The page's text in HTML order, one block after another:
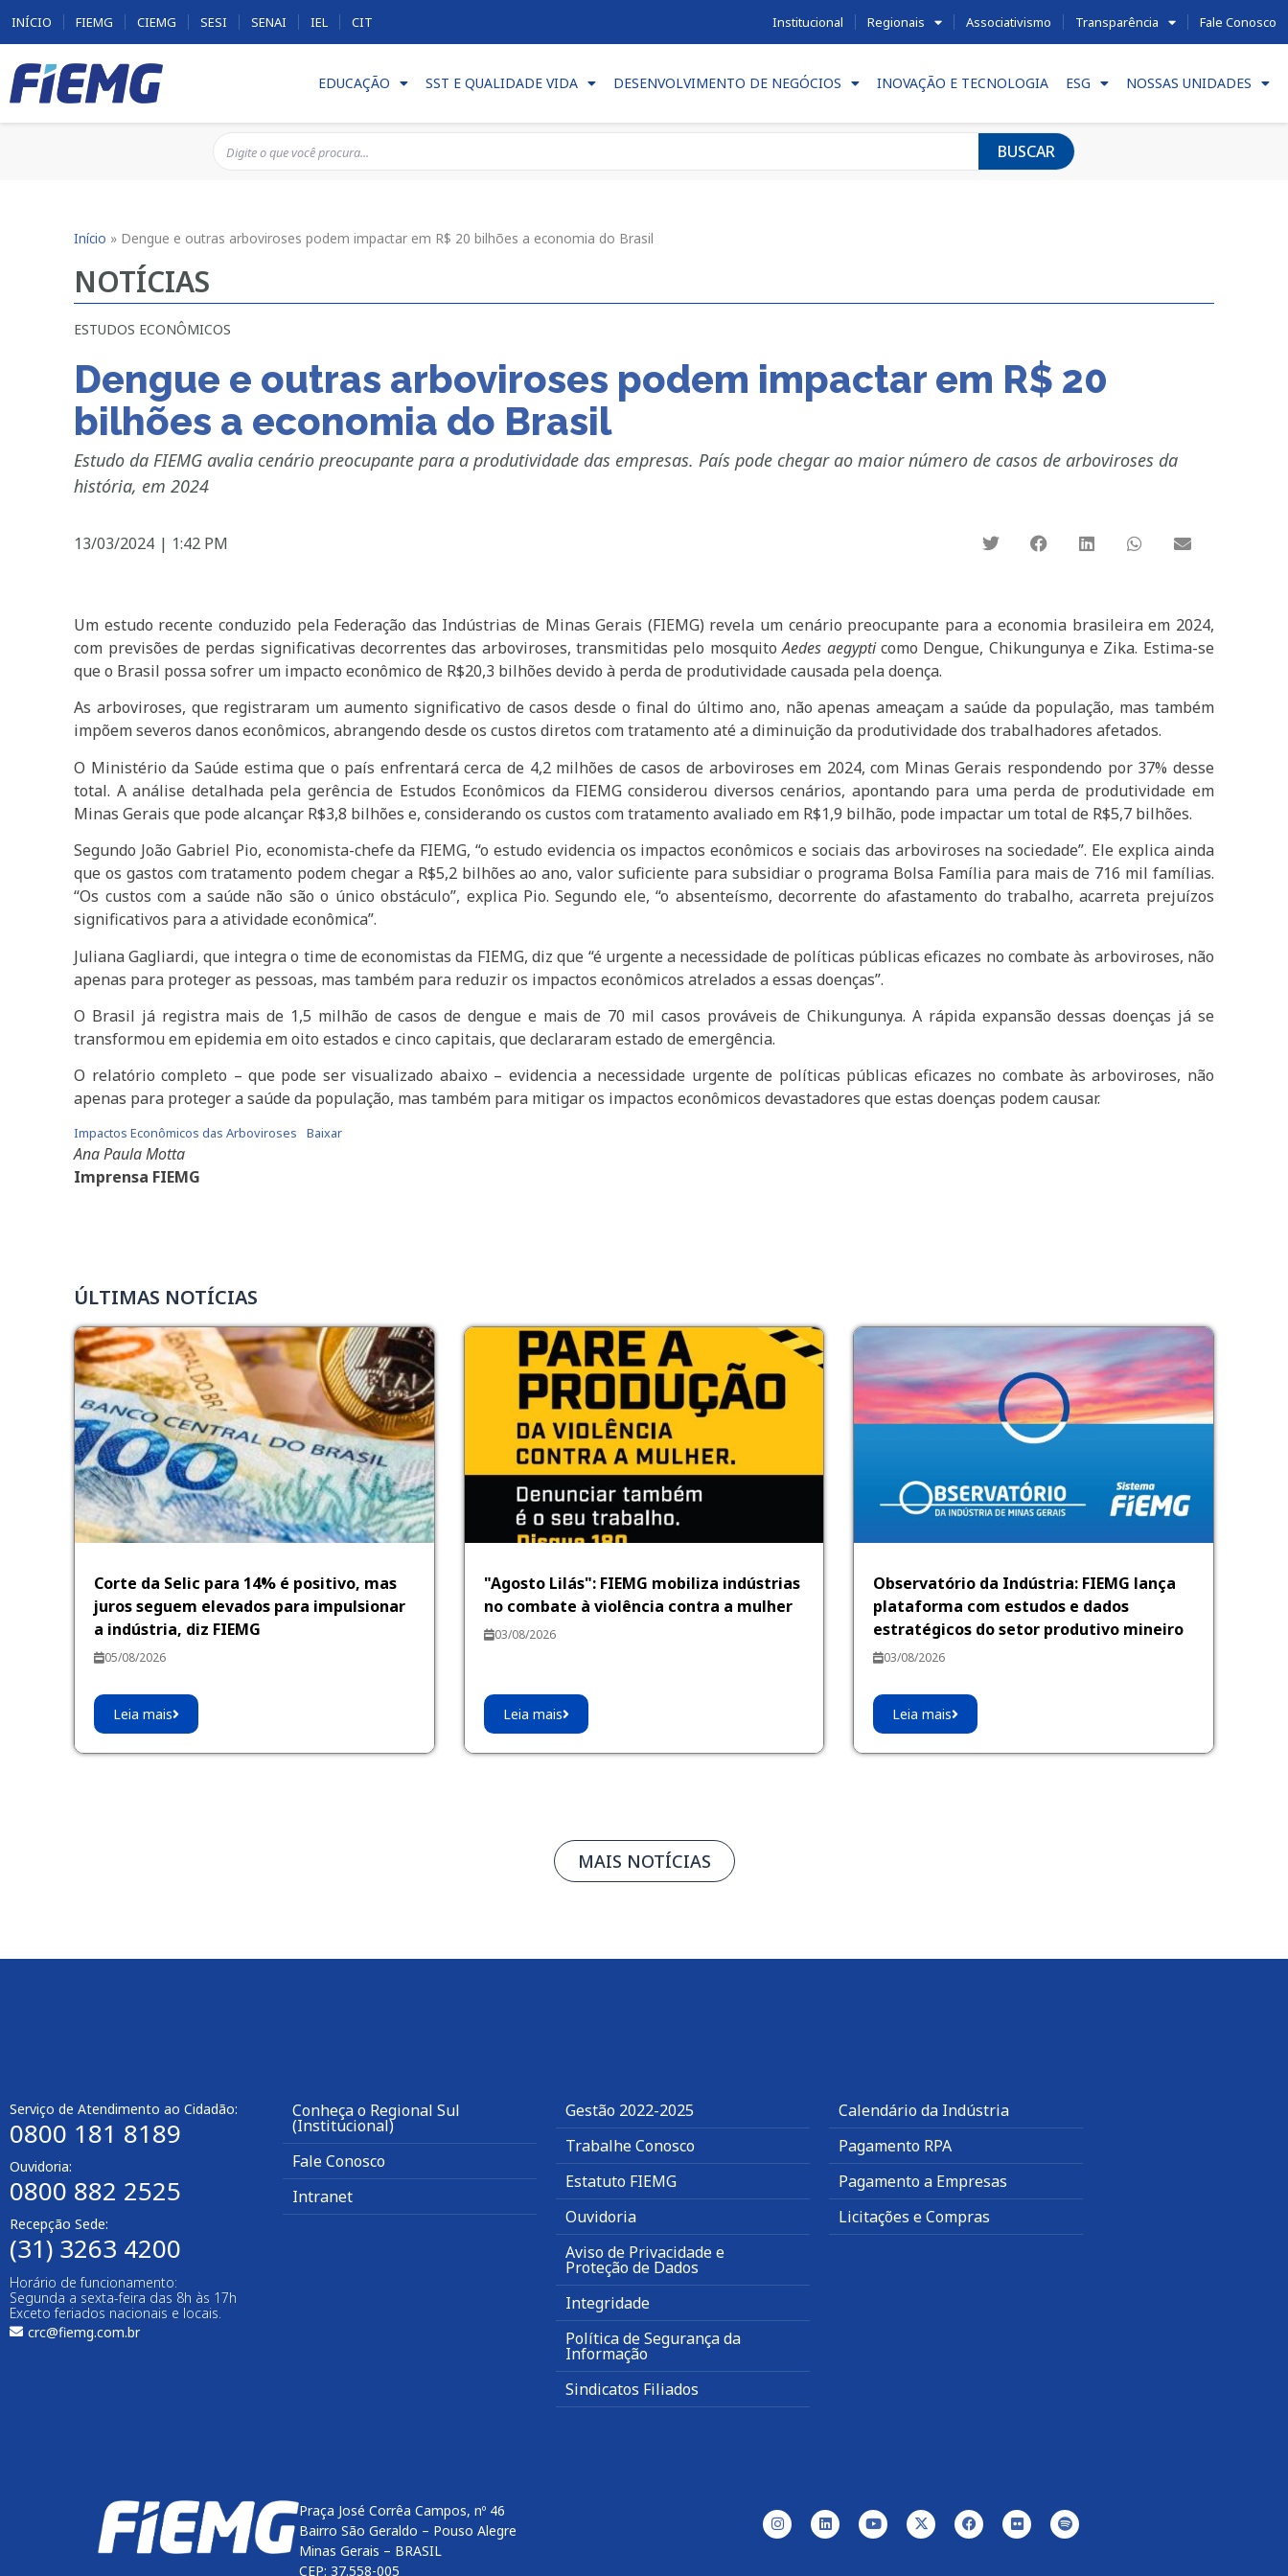
INÍCIO FIEMG CIEMG SESI SENAI IEL CIT Institucional Regionais Associativismo Transparência Fale Conosco
EDUCAÇÃO SST E QUALIDADE VIDA DESENVOLVIMENTO DE NEGÓCIOS INOVAÇÃO E TECNOLOGIA ESG NOSSAS UNIDADES
BUSCAR
Início » Dengue e outras arboviroses podem impactar em R$ 20 bilhões a economia do Brasil
NOTÍCIAS
ESTUDOS ECONÔMICOS
Dengue e outras arboviroses podem impactar em R$ 20
bilhões a economia do Brasil
Estudo da FIEMG avalia cenário preocupante para a produtividade das empresas. País pode chegar ao maior número de casos de arboviroses da
história, em 2024
13/03/2024 | 1:42 PM
Um estudo recente conduzido pela Federação das Indústrias de Minas Gerais (FIEMG) revela um cenário preocupante para a economia brasileira em 2024,
com previsões de perdas significativas decorrentes das arboviroses, transmitidas pelo mosquitoAedes aegypticomo Dengue, Chikungunya e Zika. Estima-se
que o Brasil possa sofrer um impacto econômico de R$20,3 bilhões devido à perda de produtividade causada pela doença.
As arboviroses, que registraram um aumento significativo de casos desde o final do último ano, não apenas ameaçam a saúde da população, mas também
impõem severos danos econômicos, abrangendo desde os custos diretos com tratamento até a diminuição da produtividade dos trabalhadores afetados.
O Ministério da Saúde estima que o país enfrentará cerca de 4,2 milhões de casos de arboviroses em 2024, com Minas Gerais respondendo por 37% desse
total. A análise detalhada pela gerência de Estudos Econômicos da FIEMG considerou diversos cenários, apontando para uma perda de produtividade em
Minas Gerais que pode alcançar R$3,8 bilhões e, considerando os custos com tratamento avaliado em R$1,9 bilhão, pode impactar um total de R$5,7 bilhões.
Segundo João Gabriel Pio, economista-chefe da FIEMG, “o estudo evidencia os impactos econômicos e sociais das arboviroses na sociedade”. Ele explica ainda
que os gastos com tratamento podem chegar a R$5,2 bilhões ao ano, valor suficiente para subsidiar o programa Bolsa Família para mais de 716 mil famílias.
“Os custos com a saúde não são o único obstáculo”, explica Pio. Segundo ele, “o absenteísmo, decorrente do afastamento do trabalho, acarreta prejuízos
significativos para a atividade econômica”.
Juliana Gagliardi, que integra o time de economistas da FIEMG, diz que “é urgente a necessidade de políticas públicas eficazes no combate às arboviroses, não
apenas para proteger as pessoas, mas também para reduzir os impactos econômicos atrelados a essas doenças”.
O Brasil já registra mais de 1,5 milhão de casos de dengue e mais de 70 mil casos prováveis de Chikungunya. A rápida expansão dessas doenças já se
transformou em epidemia em oito estados e cinco capitais, que declararam estado de emergência.
O relatório completo – que pode ser visualizado abaixo – evidencia a necessidade urgente de políticas públicas eficazes no combate às arboviroses, não
apenas para proteger a saúde da população, mas também para mitigar os impactos econômicos devastadores que estas doenças podem causar.
Impactos Econômicos das Arboviroses Baixar
Ana Paula Motta
Imprensa FIEMG
ÚLTIMAS NOTÍCIAS
Corte da Selic para 14% é positivo, mas
juros seguem elevados para impulsionar
a indústria, diz FIEMG
05/08/2026
Leia mais
"Agosto Lilás": FIEMG mobiliza indústrias
no combate à violência contra a mulher
03/08/2026
Leia mais
Observatório da Indústria: FIEMG lança
plataforma com estudos e dados
estratégicos do setor produtivo mineiro
03/08/2026
Leia mais
MAIS NOTÍCIAS
Serviço de Atendimento ao Cidadão:
0800 181 8189
Ouvidoria:
0800 882 2525
Recepção Sede:
(31) 3263 4200
Horário de funcionamento:
Segunda a sexta-feira das 8h às 17h
Exceto feriados nacionais e locais.
crc@fiemg.com.br
Conheça o Regional Sul
(Institucional)
Fale Conosco
Intranet
Gestão 2022-2025
Trabalhe Conosco
Estatuto FIEMG
Ouvidoria
Aviso de Privacidade e
Proteção de Dados
Integridade
Política de Segurança da
Informação
Sindicatos Filiados
Calendário da Indústria
Pagamento RPA
Pagamento a Empresas
Licitações e Compras
Praça José Corrêa Campos, nº 46
Bairro São Geraldo – Pouso Alegre
Minas Gerais – BRASIL
CEP: 37.558-005